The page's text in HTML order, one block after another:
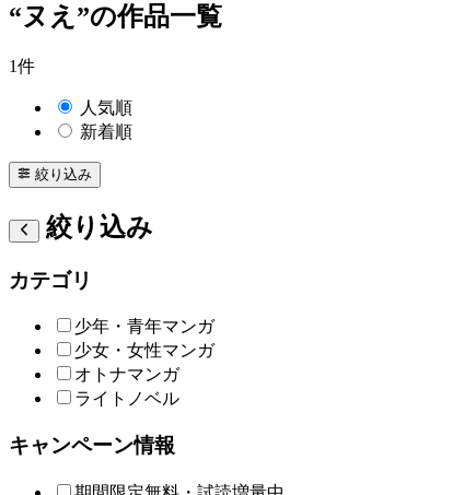
“ヌえ”の作品一覧
1件
人気順
新着順
絞り込み
絞り込み
カテゴリ
少年・青年マンガ
少女・女性マンガ
オトナマンガ
ライトノベル
キャンペーン情報